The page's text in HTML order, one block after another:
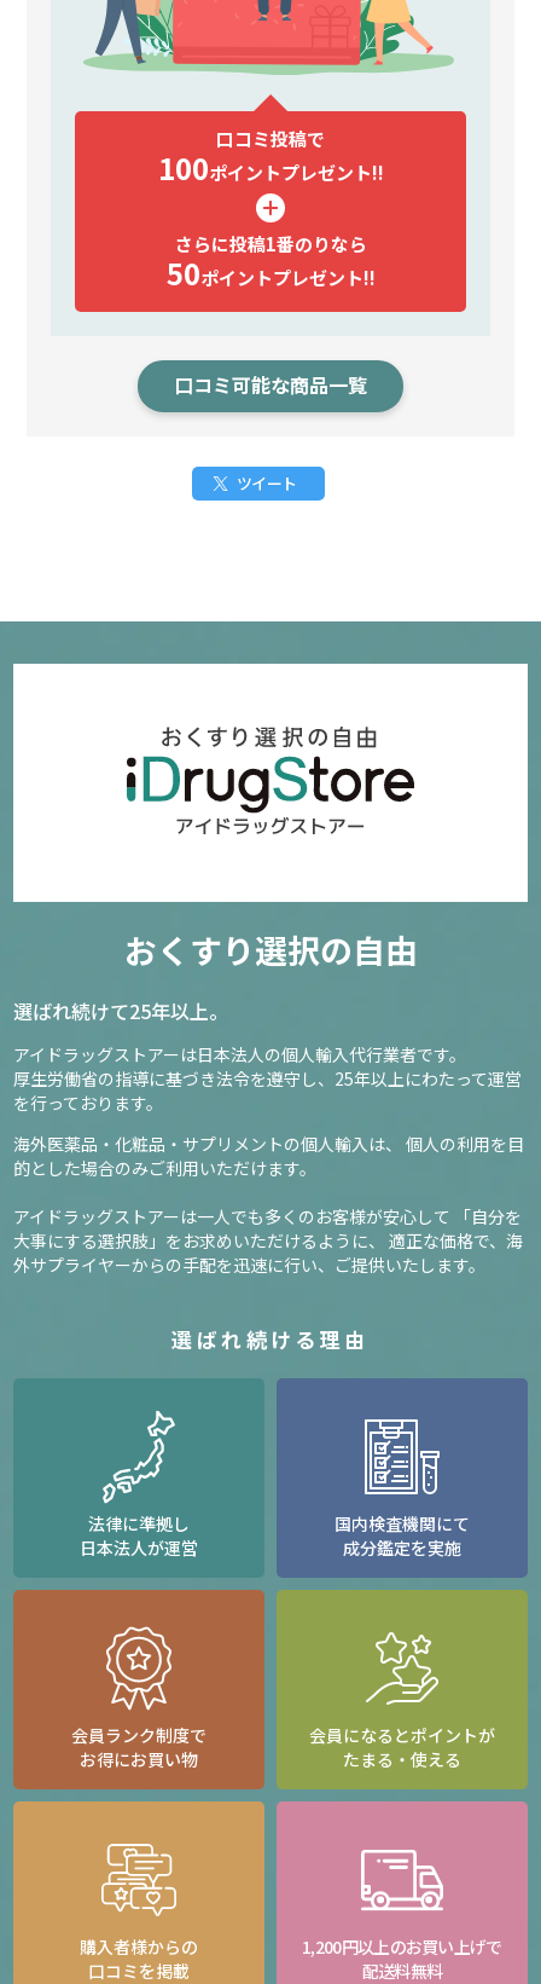
口コミ投稿で
100ポイントプレゼント!!
さらに投稿1番のりなら
50ポイントプレゼント!!
口コミ可能な商品一覧
ツイート
おくすり選択の自由
選ばれ続けて25年以上。
アイドラッグストアーは日本法人の個人輸入代行業者です。
厚生労働省の指導に基づき法令を遵守し、 25年以上にわたって運営
を行っております。
海外医薬品・化粧品・サプリメントの個人輸入は、
個人の利用を目
的とした場合のみご利用いただけます。
アイドラッグストアーは一人でも多くのお客様が安心して
「自分を
大事にする選択肢」をお求めいただけるように、
適正な価格で、海
外サプライヤーからの手配を迅速に行い、ご提供いたします。
選ばれ続ける理由
法律に準拠し
日本法人が運営
国内検査機関にて
成分鑑定を実施
会員ランク制度で
お得にお買い物
会員になるとポイントが
たまる・使える
購入者様からの
口コミを掲載
1,200円以上のお買い上げで
配送料無料